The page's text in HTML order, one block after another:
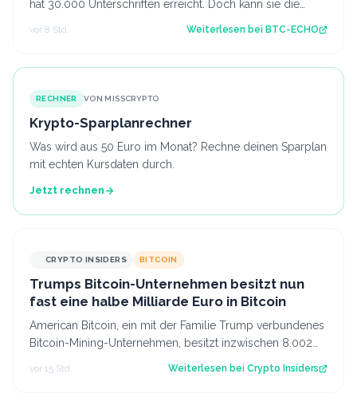
hat 30.000 Unterschriften erreicht. Doch kann sie die
vor 8 Std. Weiterlesen bei BTC-ECHO
RECHNER VON MISSCRYPTO
Krypto-Sparplanrechner
Was wird aus 50 Euro im Monat? Rechne deinen Sparplan
mit echten Kursdaten durch.
Jetzt rechnen
CRYPTO INSIDERS BITCOIN
Trumps Bitcoin-Unternehmen besitzt nun
fast eine halbe Milliarde Euro in Bitcoin
American Bitcoin, ein mit der Familie Trump verbundenes
Bitcoin-Mining-Unternehmen, besitzt inzwischen 8.002
Bitcoin im Wert von rund 444 Mi…
vor 15 Std. Weiterlesen bei Crypto Insiders